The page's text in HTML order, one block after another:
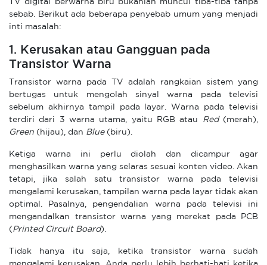
TV digital berwarna biru bukanlah muncul tiba-tiba tanpa
sebab. Berikut ada beberapa penyebab umum yang menjadi
inti masalah:
1. Kerusakan atau Gangguan pada
Transistor Warna
Transistor warna pada TV adalah rangkaian sistem yang
bertugas untuk mengolah sinyal warna pada televisi
sebelum akhirnya tampil pada layar. Warna pada televisi
terdiri dari 3 warna utama, yaitu RGB atau
Red (merah),
Green (hijau), dan Blue (biru).
Ketiga warna ini perlu diolah dan dicampur agar
menghasilkan warna yang selaras sesuai konten video. Akan
tetapi, jika salah satu transistor warna pada televisi
mengalami kerusakan, tampilan warna pada layar tidak akan
optimal. Pasalnya, pengendalian warna pada televisi ini
mengandalkan transistor warna yang merekat pada PCB
(Printed Circuit Board).
Tidak hanya itu saja, ketika transistor warna sudah